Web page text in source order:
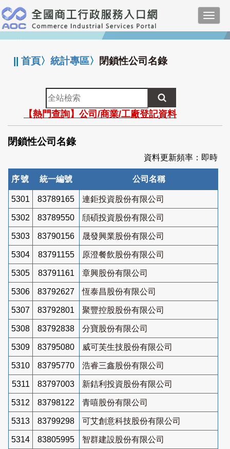
跳
到
主
要
:::
||首頁〉統計專區〉 閉鎖性公司名錄
全
站
檢
索
【熱門查詢】公司/商業/工廠登記資料
閉鎖性公司名錄
資料更新頻率：即時
序號 統一編號 公司名稱
5301 83789165 連鉅投資股份有限公司
5302 83789550 頎碩投資股份有限公司
5303 83790156 晟發興業股份有限公司
5304 83791155 原澄餐飲股份有限公司
5305 83791161 章興股份有限公司
5306 83792627 恆泰昌股份有限公司
5307 83792801 聚豐控股股份有限公司
5308 83792838 分寶股份有限公司
5309 83795080 威可芙生技股份有限公司
5310 83795770 浩睿三鑫股份有限公司
5311 83797003 新銡利投資股份有限公司
5312 83798122 青嘻股份有限公司
5313 83799298 可艾創意科技股份有限公司
5314 83805995 智群建設股份有限公司